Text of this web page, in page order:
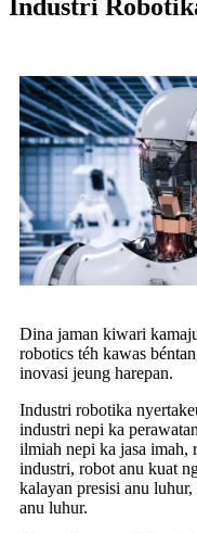
Industri
Dina jaman kiwari
robotics téh kawas
inovasi jeung harepan.
Industri robotika
industri nepi ka
ilmiah nepi ka jasa imah,
industri, robot anu kuat
kalayan presisi anu
anu luhur.